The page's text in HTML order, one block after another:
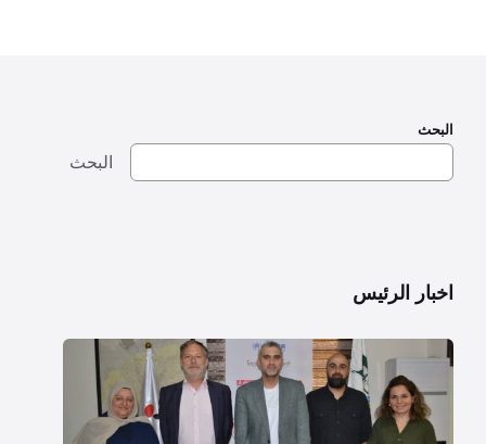
البحث
البحث
اخبار الرئيس